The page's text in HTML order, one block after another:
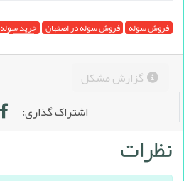
فروش سوله فروش سوله در اصفهان خرید سوله
گزارش مشکل
اشتراک گذاری:
نظرات